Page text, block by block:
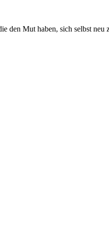
den Mut haben, sich selbst